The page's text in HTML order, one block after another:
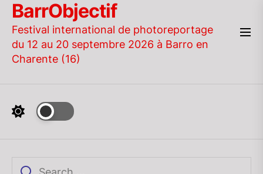
Skip
the
content
BarrObjectif
Festival international de photoreportage
du 12 au 20 septembre 2026 à Barro en
Charente (16)